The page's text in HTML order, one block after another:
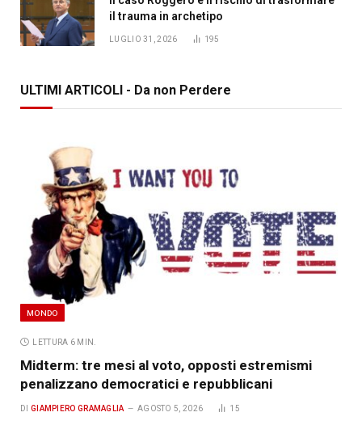
il trauma in archetipo
LUGLIO 31, 2026 195
ULTIMI ARTICOLI - Da non Perdere
MONDO
LETTURA 6 MIN.
Midterm: tre mesi al voto, opposti estremismi
penalizzano democratici e repubblicani
DI GIAMPIERO GRAMAGLIA AGOSTO 5, 2026 15